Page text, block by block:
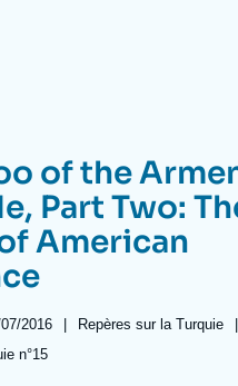
of the
Part Two:
American
2016 |
Référence
Repères sur la Turquie
|
n°15